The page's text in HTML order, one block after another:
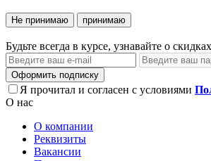
Не принимаю принимаю
Будьте всегда в курсе, узнавайте о
Оформить подписку
Я прочитал и согласен с условиями
О нас
О компании
Реквизиты
Вакансии